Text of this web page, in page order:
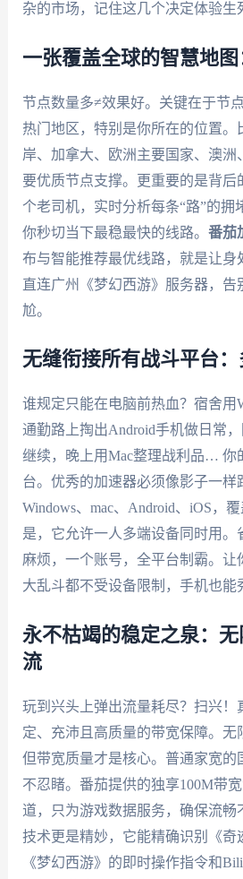
杂的市场，记住这几个决定体验生
一张覆盖全球的智慧地
节点数量多≠效果好。关键在于节
热门地区，特别是你所在的位置。
岸、加拿大、欧洲主要国家、澳洲
要优质节点支撑。更重要的是背后
个老司机，实时分析每条“路”的拥
你秒切当下最稳最快的线路。 番茄
布与智能推荐最优线路，就是让身
直连广州《梦幻西游》服务器，告
尬。
无缝衔接所有战斗平台
谁规定只能在电脑前热血？宿舍用
通勤路上掏出Android手机做日常
继续，晚上用Mac整理战利品… 你
台。优秀的加速器必须像影子一样
Windows、mac、Android、iOS，
是，它允许一人多端设备同时用。
麻烦，一个账号，全平台制霸。让
大乱斗都不受设备限制，手机也能
永不枯竭的稳定之泉：
流
玩到兴头上弹出流量耗尽？扫兴！
定、充沛且高质量的带宽保障。无
但带宽质量才是核心。普通家宽的
不忍睹。番茄提供的独享100M带
道，只为游戏数据服务，确保流畅
技术更是精妙，它能精确识别《奇
《梦幻西游》的即时操作指令和